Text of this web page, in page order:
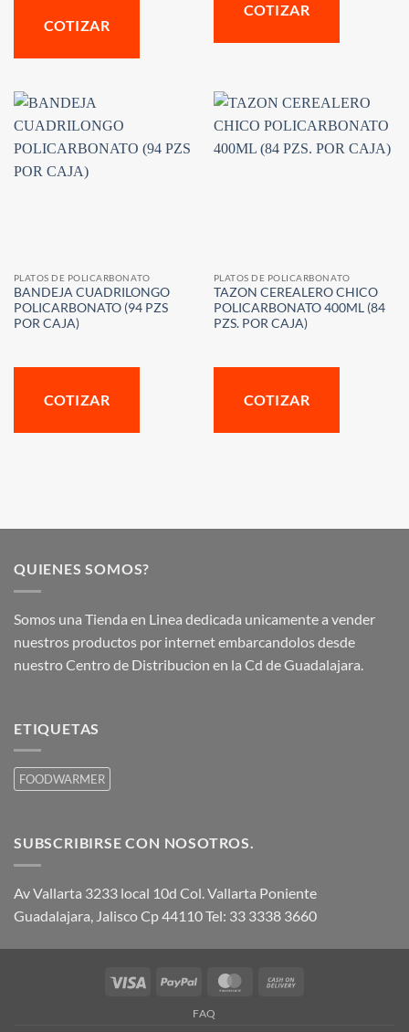
COTIZAR
COTIZAR
PLATOS DE POLICARBONATO
BANDEJA CUADRILONGO
POLICARBONATO (94 PZS
POR CAJA)
COTIZAR
PLATOS DE POLICARBONATO
TAZON CEREALERO CHICO
POLICARBONATO 400ML (84
PZS. POR CAJA)
COTIZAR
QUIENES SOMOS?
Somos una Tienda en Linea dedicada unicamente a vender
nuestros productos por internet embarcandolos desde
nuestro Centro de Distribucion en la Cd de Guadalajara.
ETIQUETAS
FOODWARMER
SUBSCRIBIRSE CON NOSOTROS.
Av Vallarta 3233 local 10d Col. Vallarta Poniente
Guadalajara, Jalisco Cp 44110 Tel: 33 3338 3660
Visa PayPal MasterCard
FAQ